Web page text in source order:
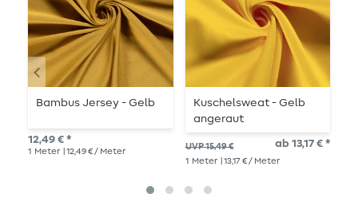
Bambus Jersey - Gelb
12,49 € *
1 Meter | 12,49 € / Meter
Kuschelsweat - Gelb
angeraut
UVP 15,49 € ab 13,17 € *
1 Meter | 13,17 € / Meter